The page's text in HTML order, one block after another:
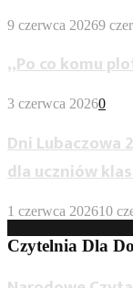
9 czerwca 20269
„Po co komu
3 czerwca 20260
Dni Lubaczowa
dla uczniów
1 czerwca 202610
Czytelnia Dla